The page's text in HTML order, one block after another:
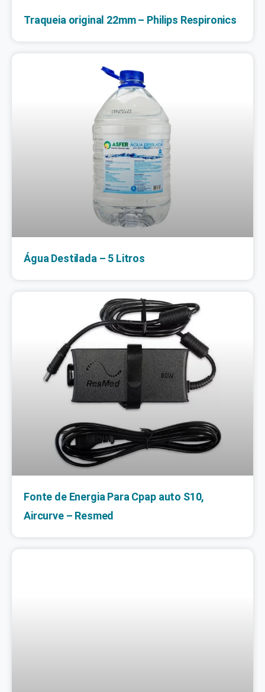
Traqueia original 22mm – Philips Respironics
Água Destilada – 5 Litros
Fonte de Energia Para Cpap auto S10,
Aircurve – Resmed